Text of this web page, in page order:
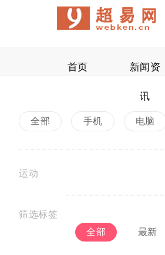
首页 新闻资
讯
全部 手机 电脑
运动
筛选标签
全部
最新